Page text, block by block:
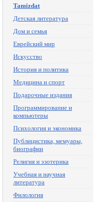
Tamizdat
Детская литература
Дом и семья
Еврейский мир
Искусство
История и политика
Медицина и спорт
Подарочные издания
Программирование и
компьютеры
Психология и экономика
Публицистика, мемуары,
биографии
Религия и эзотерика
Учебная и научная
литература
Филология